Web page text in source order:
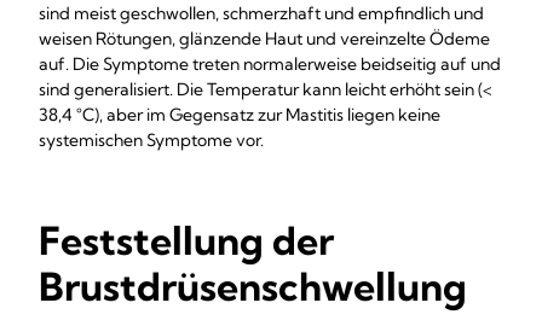
sind meist geschwollen, schmerzhaft und empfindlich und
weisen Rötungen, glänzende Haut und vereinzelte Ödeme
auf. Die Symptome treten normalerweise beidseitig auf und
sind generalisiert. Die Temperatur kann leicht erhöht sein (<
38,4 °C), aber im Gegensatz zur Mastitis liegen keine
systemischen Symptome vor.
Feststellung der
Brustdrüsenschwellung